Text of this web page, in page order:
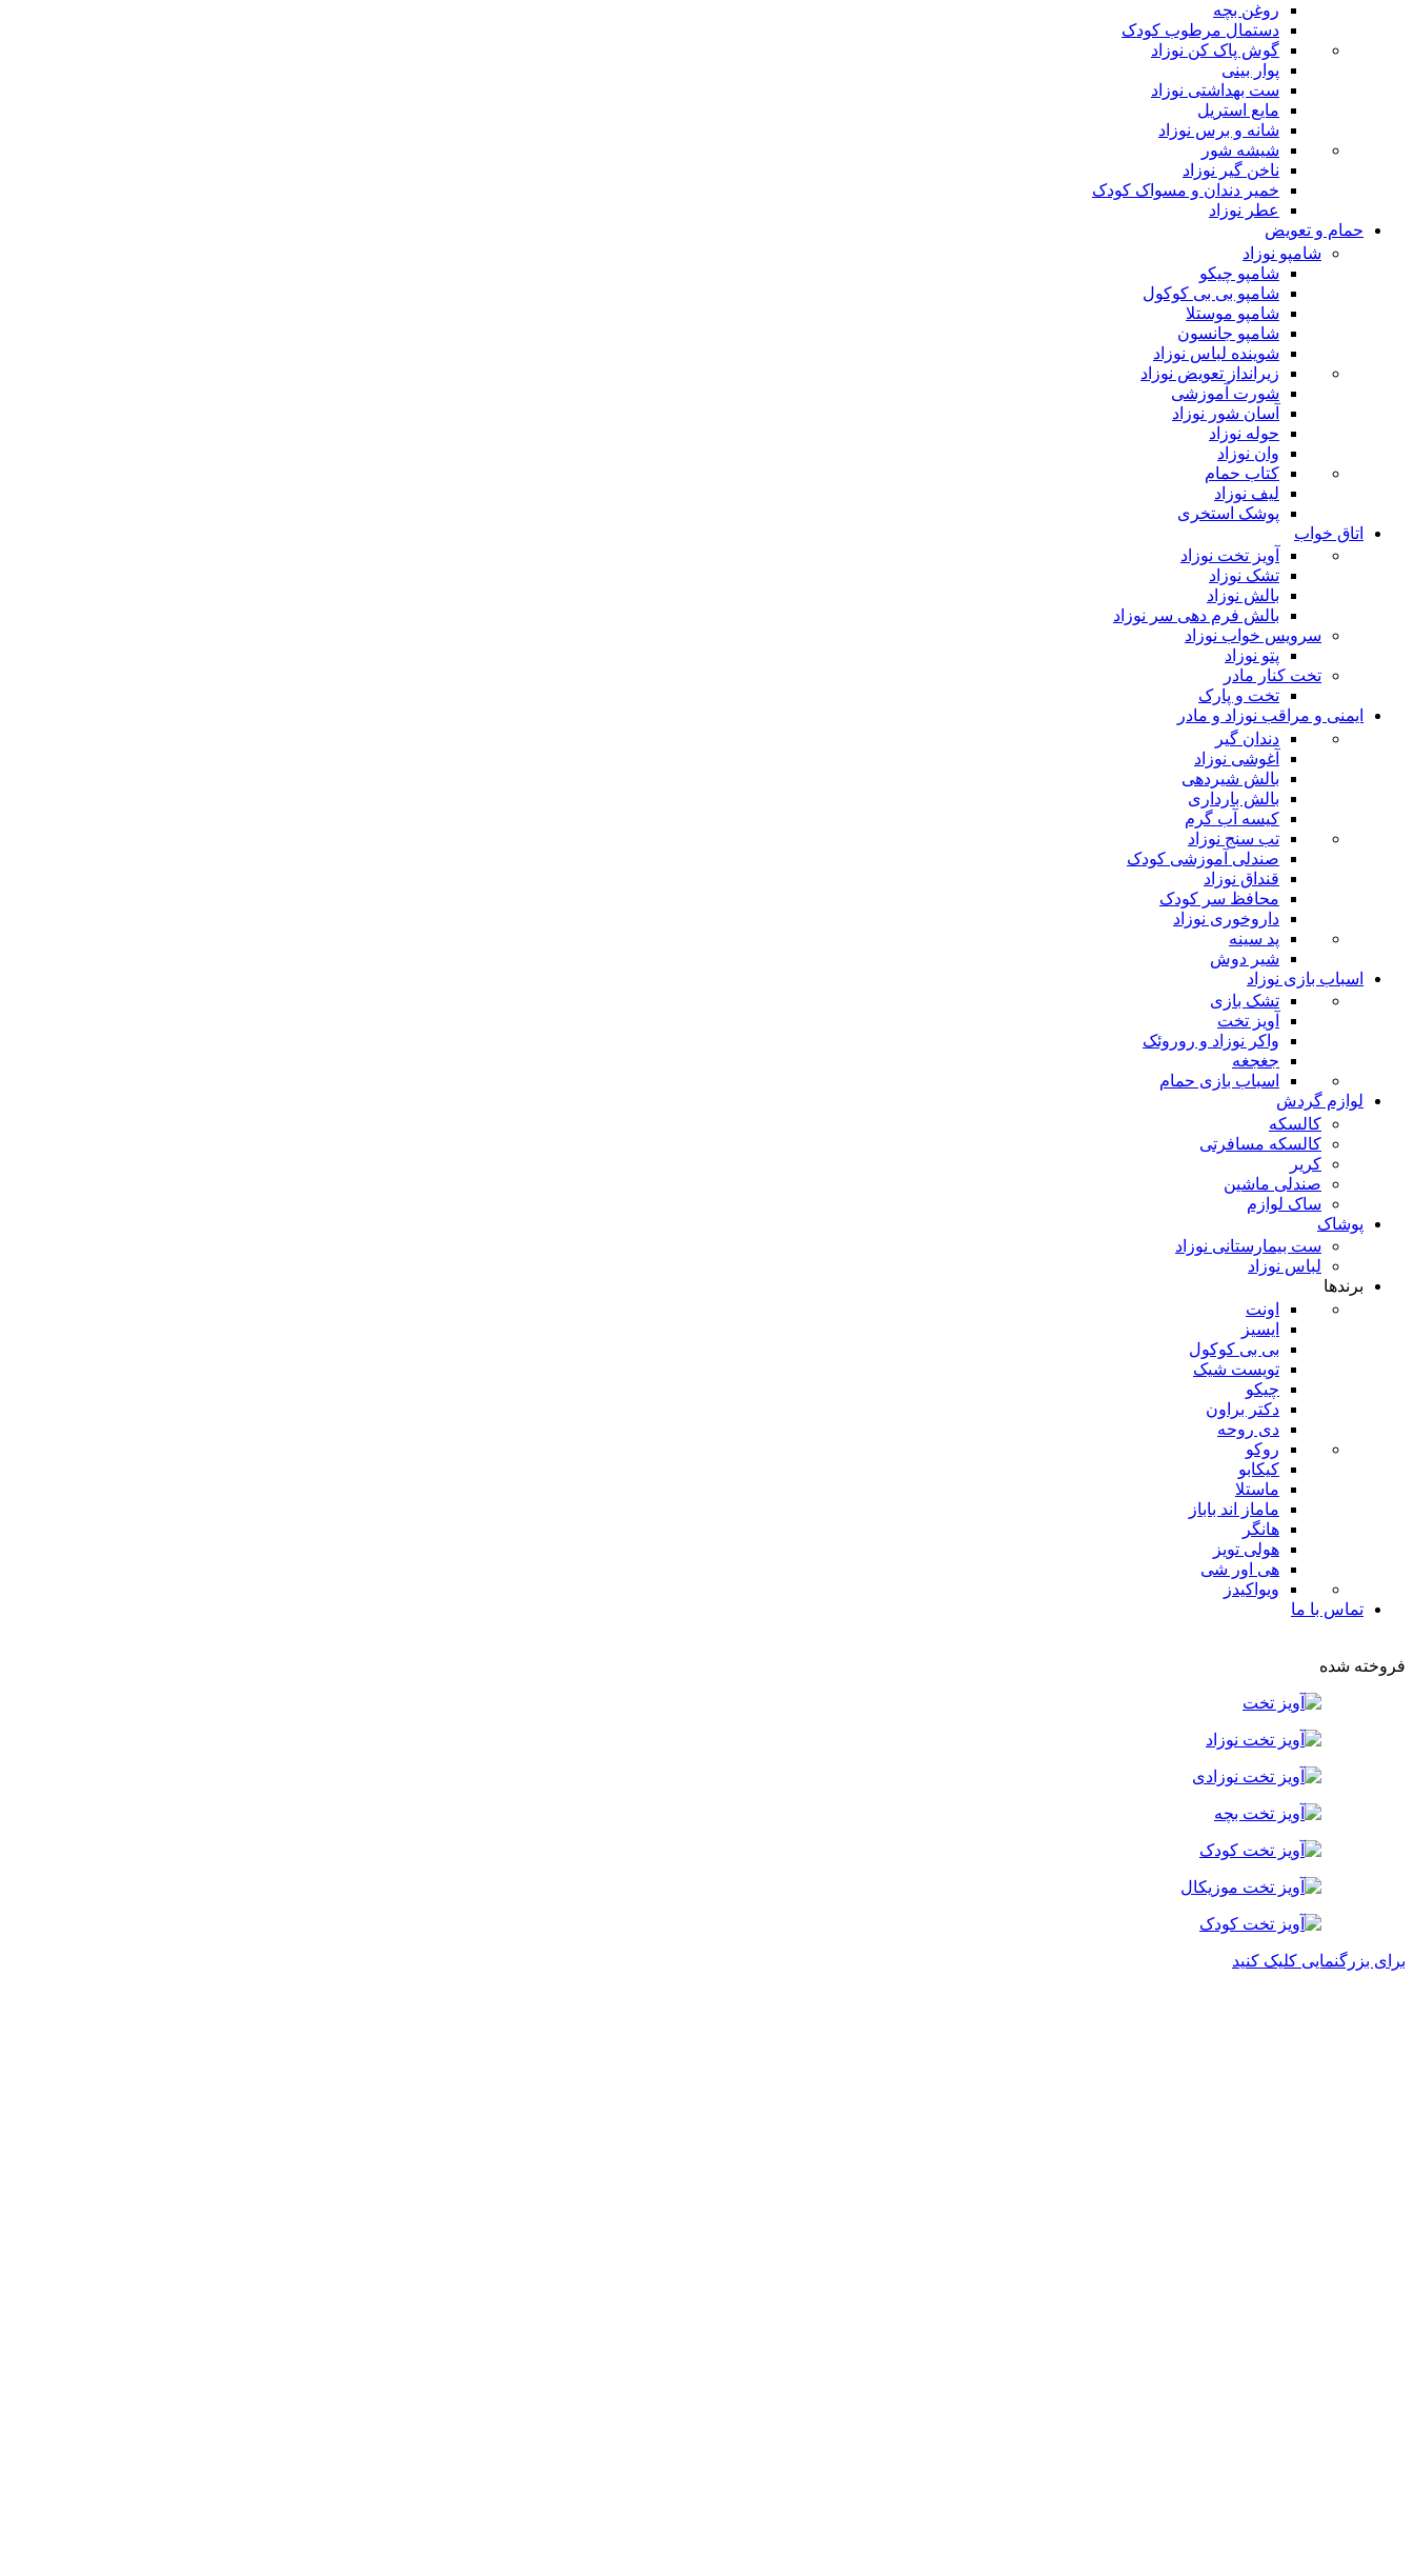
روغن بچه
دستمال مرطوب کودک
گوش پاک کن نوزاد
پوار بینی
ست بهداشتی نوزاد
مایع استریل
شانه و برس نوزاد
شیشه شور
ناخن گیر نوزاد
خمیر دندان و مسواک کودک
عطر نوزاد
حمام و تعویض
شامپو نوزاد
شامپو چیکو
شامپو بی بی کوکول
شامپو موستلا
شامپو جانسون
شوینده لباس نوزاد
زیرانداز تعویض نوزاد
شورت آموزشی
آسان شور نوزاد
حوله نوزاد
وان نوزاد
کتاب حمام
لیف نوزاد
پوشک استخری
اتاق خواب
آویز تخت نوزاد
تشک نوزاد
بالش نوزاد
بالش فرم دهی سر نوزاد
سرویس خواب نوزاد
پتو نوزاد
تخت کنار مادر
تخت و پارک
ایمنی و مراقب نوزاد و مادر
دندان گیر
آغوشی نوزاد
بالش شیردهی
بالش بارداری
کیسه آب گرم
تب سنج نوزاد
صندلی آموزشی کودک
قنداق نوزاد
محافظ سر کودک
داروخوری نوزاد
پد سینه
شیر دوش
اسباب بازی نوزاد
تشک بازی
آویز تخت
واکر نوزاد و روروئک
جغجغه
اسباب بازی حمام
لوازم گردش
کالسکه
کالسکه مسافرتی
کریر
صندلی ماشین
ساک لوازم
پوشاک
ست بیمارستانی نوزاد
لباس نوزاد
برندها
اونت
ایسیز
بی بی کوکول
تویست شیک
چیکو
دکتر براون
دی روحه
روکو
کیکابو
ماستلا
ماماز اند باباز
هانگر
هولی تویز
هی اور شی
ویواکیدز
تماس با ما
فروخته شده
برای بزرگنمایی کلیک کنید